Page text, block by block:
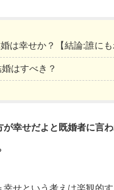
は幸せか？【結論:誰にも
はすべき？
が幸せだよと既婚者に言
せという考えは楽観的す